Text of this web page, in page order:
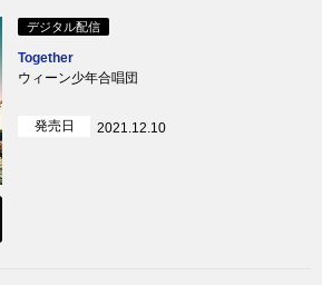
デジタル配信
Together
ウィーン少年合唱団
発売日 2021.12.10